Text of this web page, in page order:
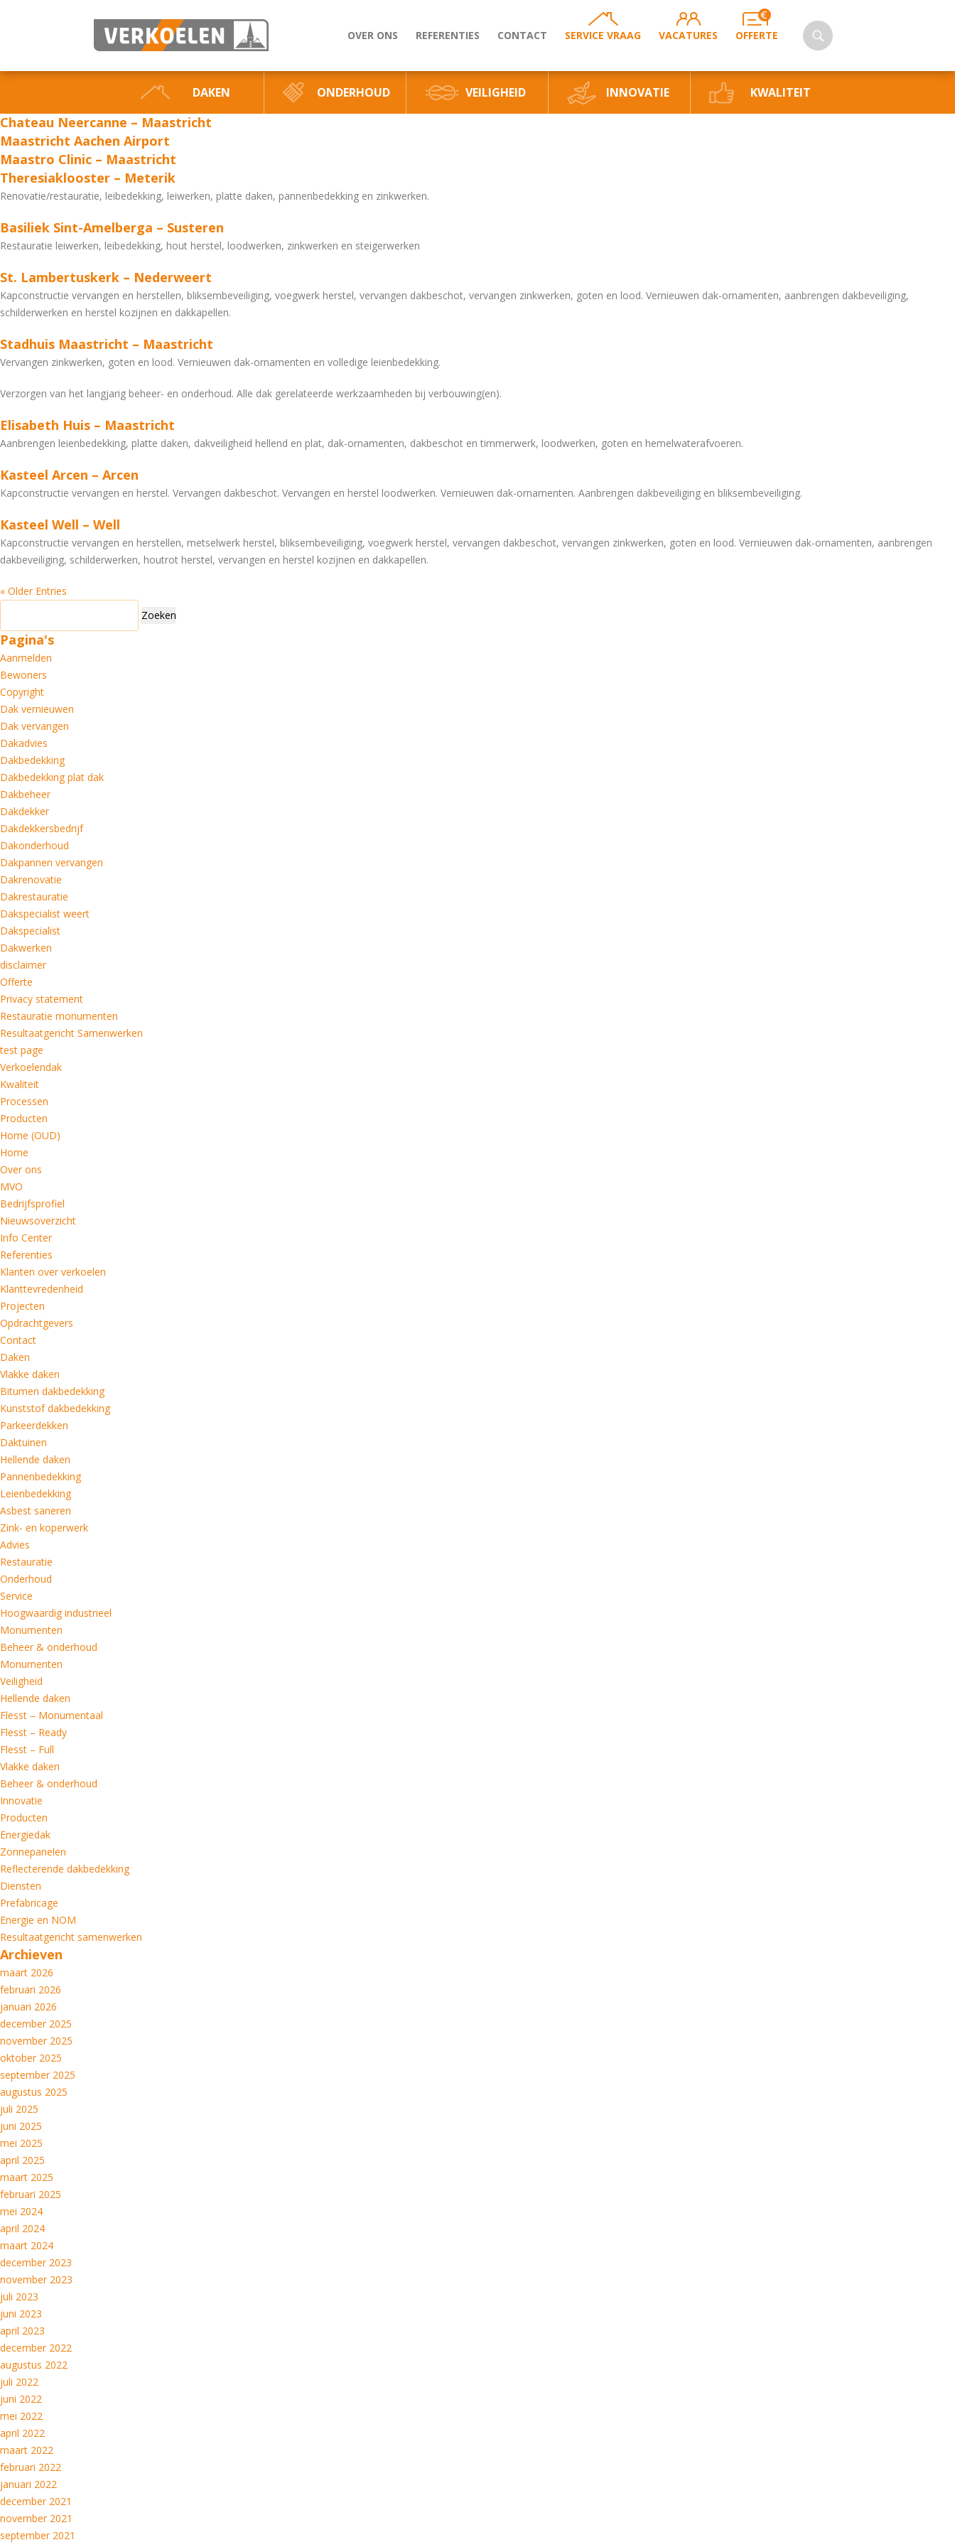
OVER ONS REFERENTIES CONTACT SERVICE VRAAG VACATURES OFFERTE
DAKEN ONDERHOUD VEILIGHEID INNOVATIE KWALITEIT
Chateau Neercanne – Maastricht
Maastricht Aachen Airport
Maastro Clinic – Maastricht
Theresiaklooster – Meterik
Renovatie/restauratie, leibedekking, leiwerken, platte daken, pannenbedekking en zinkwerken.
Basiliek Sint-Amelberga – Susteren
Restauratie leiwerken, leibedekking, hout herstel, loodwerken, zinkwerken en steigerwerken
St. Lambertuskerk – Nederweert
Kapconstructie vervangen en herstellen, bliksembeveiliging, voegwerk herstel, vervangen dakbeschot, vervangen zinkwerken, goten en lood. Vernieuwen dak-ornamenten, aanbrengen dakbeveiliging,
schilderwerken en herstel kozijnen en dakkapellen.
Stadhuis Maastricht – Maastricht
Vervangen zinkwerken, goten en lood. Vernieuwen dak-ornamenten en volledige leienbedekking.
Verzorgen van het langjarig beheer- en onderhoud. Alle dak gerelateerde werkzaamheden bij verbouwing(en).
Elisabeth Huis – Maastricht
Aanbrengen leienbedekking, platte daken, dakveiligheid hellend en plat, dak-ornamenten, dakbeschot en timmerwerk, loodwerken, goten en hemelwaterafvoeren.
Kasteel Arcen – Arcen
Kapconstructie vervangen en herstel. Vervangen dakbeschot. Vervangen en herstel loodwerken. Vernieuwen dak-ornamenten. Aanbrengen dakbeveiliging en bliksembeveiliging.
Kasteel Well – Well
Kapconstructie vervangen en herstellen, metselwerk herstel, bliksembeveiliging, voegwerk herstel, vervangen dakbeschot, vervangen zinkwerken, goten en lood. Vernieuwen dak-ornamenten, aanbrengen
dakbeveiliging, schilderwerken, houtrot herstel, vervangen en herstel kozijnen en dakkapellen.
« Older Entries
Pagina's
Aanmelden
Bewoners
Copyright
Dak vernieuwen
Dak vervangen
Dakadvies
Dakbedekking
Dakbedekking plat dak
Dakbeheer
Dakdekker
Dakdekkersbedrijf
Dakonderhoud
Dakpannen vervangen
Dakrenovatie
Dakrestauratie
Dakspecialist weert
Dakspecialist
Dakwerken
disclaimer
Offerte
Privacy statement
Restauratie monumenten
Resultaatgericht Samenwerken
test page
Verkoelendak
Kwaliteit
Processen
Producten
Home (OUD)
Home
Over ons
MVO
Bedrijfsprofiel
Nieuwsoverzicht
Info Center
Referenties
Klanten over verkoelen
Klanttevredenheid
Projecten
Opdrachtgevers
Contact
Daken
Vlakke daken
Bitumen dakbedekking
Kunststof dakbedekking
Parkeerdekken
Daktuinen
Hellende daken
Pannenbedekking
Leienbedekking
Asbest saneren
Zink- en koperwerk
Advies
Restauratie
Onderhoud
Service
Hoogwaardig industrieel
Monumenten
Beheer & onderhoud
Monumenten
Veiligheid
Hellende daken
Flesst – Monumentaal
Flesst – Ready
Flesst – Full
Vlakke daken
Beheer & onderhoud
Innovatie
Producten
Energiedak
Zonnepanelen
Reflecterende dakbedekking
Diensten
Prefabricage
Energie en NOM
Resultaatgericht samenwerken
Archieven
maart 2026
februari 2026
januari 2026
december 2025
november 2025
oktober 2025
september 2025
augustus 2025
juli 2025
juni 2025
mei 2025
april 2025
maart 2025
februari 2025
mei 2024
april 2024
maart 2024
december 2023
november 2023
juli 2023
juni 2023
april 2023
december 2022
augustus 2022
juli 2022
juni 2022
mei 2022
april 2022
maart 2022
februari 2022
januari 2022
december 2021
november 2021
september 2021